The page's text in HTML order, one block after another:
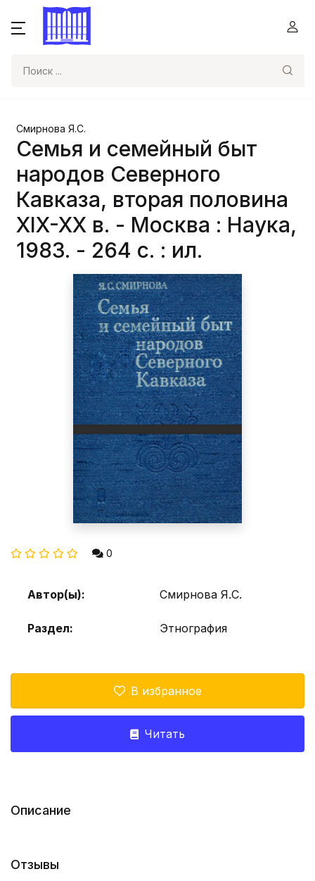
Смирнова Я.С.
Семья и семейный быт
народов Северного
Кавказа, вторая половина
XIX-XX в. - Москва : Наука,
1983. - 264 с. : ил.
0
Автор(ы): Смирнова Я.С.
Раздел: Этнография
В избранное
Читать
Описание
Отзывы